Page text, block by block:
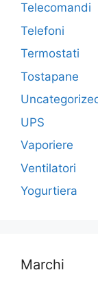
Telecomandi
Telefoni
Termostati
Tostapane
UPS
Vaporiere
Ventilatori
Yogurtiera
Marchi